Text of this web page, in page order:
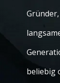
beliebig